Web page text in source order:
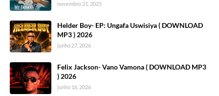
novembro 21, 2025
Helder Boy- EP: Ungafa Uswisiya ( DOWNLOAD
MP3 ) 2026
junho 27, 2026
Felix Jackson- Vano Vamona ( DOWNLOAD MP3
) 2026
junho 16, 2026